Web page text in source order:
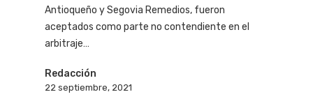
Antioqueño y Segovia Remedios, fueron
aceptados como parte no contendiente en el
arbitraje…
Redacción
22 septiembre, 2021